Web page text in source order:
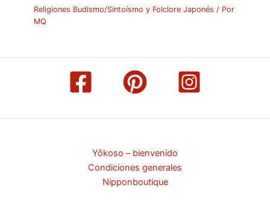
Religiones Budismo/Sintoísmo y Folclore Japonés / Por
MQ
Yōkoso – bienvenido
Condiciones generales
Nipponboutique